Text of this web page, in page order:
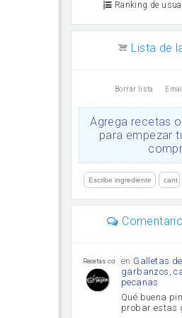
Ranking de
Lista de
Borrar lista Email
Agrega recetas
para empezar
Recetas con sazon
en Galletas
garbanzos,
pecanas
Qué buena
probar estas